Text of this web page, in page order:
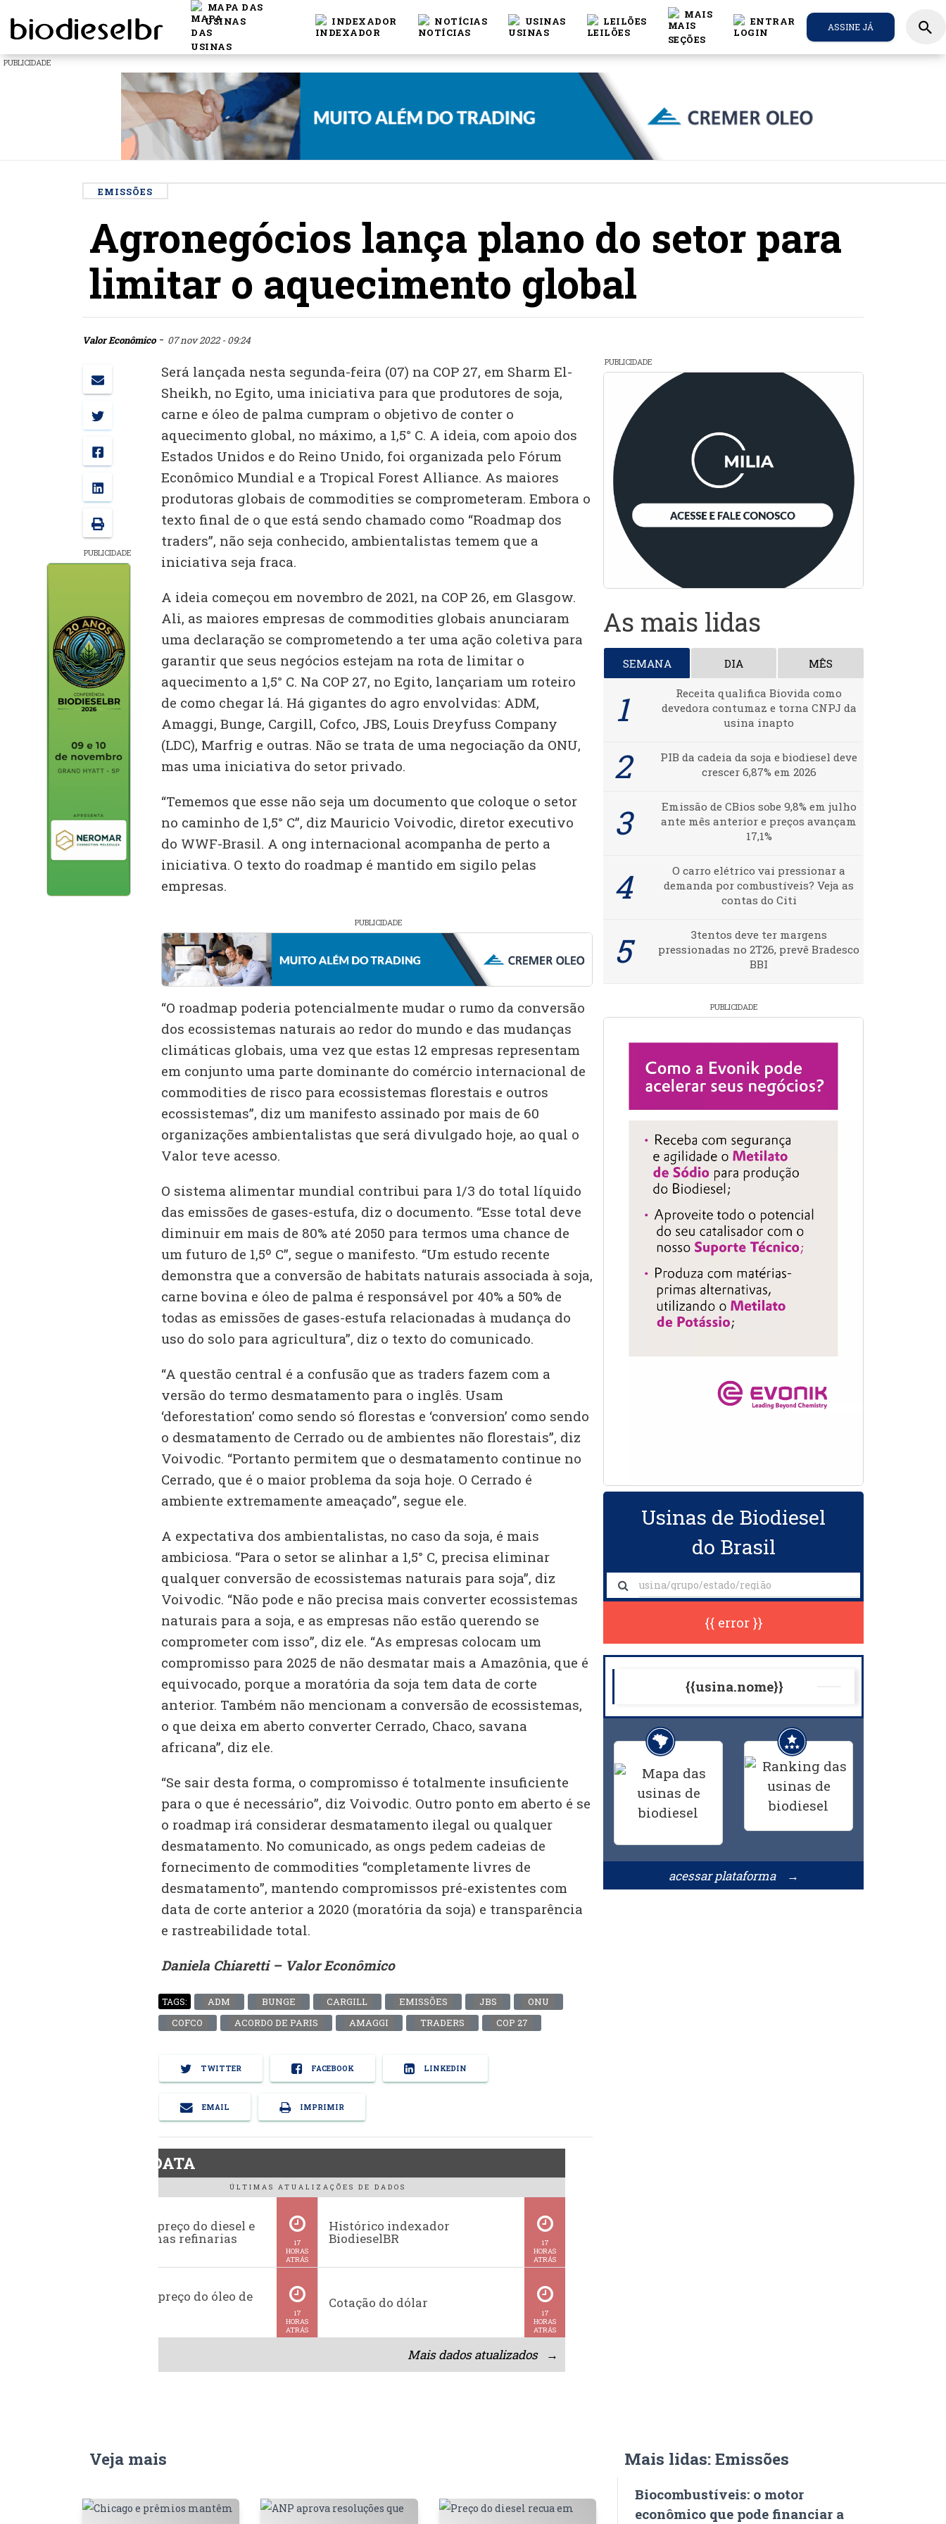
MAPA DAS
USINAS
INDEXADOR NOTÍCIAS USINAS LEILÕES
MAIS
ENTRAR ASSINE JÁ search
PUBLICIDADE
EMISSÕES
Agronegócios lança plano do setor para
limitar o aquecimento global
Valor Econômico- 07 nov 2022 - 09:24
PUBLICIDADE
Será lançada nesta segunda-feira (07) na COP 27, em Sharm El-
Sheikh, no Egito, uma iniciativa para que produtores de soja,
carne e óleo de palma cumpram o objetivo de conter o
aquecimento global, no máximo, a 1,5° C. A ideia, com apoio dos
Estados Unidos e do Reino Unido, foi organizada pelo Fórum
Econômico Mundial e a Tropical Forest Alliance. As maiores
produtoras globais de commodities se comprometeram. Embora o
texto final de o que está sendo chamado como “Roadmap dos
traders”, não seja conhecido, ambientalistas temem que a
iniciativa seja fraca.
A ideia começou em novembro de 2021, na COP 26, em Glasgow.
Ali, as maiores empresas de commodities globais anunciaram
uma declaração se comprometendo a ter uma ação coletiva para
garantir que seus negócios estejam na rota de limitar o
aquecimento a 1,5° C. Na COP 27, no Egito, lançariam um roteiro
de como chegar lá. Há gigantes do agro envolvidas: ADM,
Amaggi, Bunge, Cargill, Cofco, JBS, Louis Dreyfuss Company
(LDC), Marfrig e outras. Não se trata de uma negociação da ONU,
mas uma iniciativa do setor privado.
“Tememos que esse não seja um documento que coloque o setor
no caminho de 1,5° C”, diz Mauricio Voivodic, diretor executivo
do WWF-Brasil. A ong internacional acompanha de perto a
iniciativa. O texto do roadmap é mantido em sigilo pelas
empresas.
PUBLICIDADE
“O roadmap poderia potencialmente mudar o rumo da conversão
dos ecossistemas naturais ao redor do mundo e das mudanças
climáticas globais, uma vez que estas 12 empresas representam
em conjunto uma parte dominante do comércio internacional de
commodities de risco para ecossistemas florestais e outros
ecossistemas”, diz um manifesto assinado por mais de 60
organizações ambientalistas que será divulgado hoje, ao qual o
Valor teve acesso.
O sistema alimentar mundial contribui para 1/3 do total líquido
das emissões de gases-estufa, diz o documento. “Esse total deve
diminuir em mais de 80% até 2050 para termos uma chance de
um futuro de 1,5º C”, segue o manifesto. “Um estudo recente
demonstra que a conversão de habitats naturais associada à soja,
carne bovina e óleo de palma é responsável por 40% a 50% de
todas as emissões de gases-estufa relacionadas à mudança do
uso do solo para agricultura”, diz o texto do comunicado.
“A questão central é a confusão que as traders fazem com a
versão do termo desmatamento para o inglês. Usam
‘deforestation’ como sendo só florestas e ‘conversion’ como sendo
o desmatamento de Cerrado ou de ambientes não florestais”, diz
Voivodic. “Portanto permitem que o desmatamento continue no
Cerrado, que é o maior problema da soja hoje. O Cerrado é
ambiente extremamente ameaçado”, segue ele.
A expectativa dos ambientalistas, no caso da soja, é mais
ambiciosa. “Para o setor se alinhar a 1,5° C, precisa eliminar
qualquer conversão de ecossistemas naturais para soja”, diz
Voivodic. “Não pode e não precisa mais converter ecossistemas
naturais para a soja, e as empresas não estão querendo se
comprometer com isso”, diz ele. “As empresas colocam um
compromisso para 2025 de não desmatar mais a Amazônia, que é
equivocado, porque a moratória da soja tem data de corte
anterior. Também não mencionam a conversão de ecossistemas,
o que deixa em aberto converter Cerrado, Chaco, savana
africana”, diz ele.
“Se sair desta forma, o compromisso é totalmente insuficiente
para o que é necessário”, diz Voivodic. Outro ponto em aberto é se
o roadmap irá considerar desmatamento ilegal ou qualquer
desmatamento. No comunicado, as ongs pedem cadeias de
fornecimento de commodities “completamente livres de
desmatamento”, mantendo compromissos pré-existentes com
data de corte anterior a 2020 (moratória da soja) e transparência
e rastreabilidade total.
Daniela Chiaretti – Valor Econômico
TAGS: ADM BUNGE CARGILL EMISSÕES JBS
ONU
COFCO
ACORDO DE PARIS AMAGGI TRADERS COP 27
TWITTER FACEBOOK LINKEDIN
EMAIL IMPRIMIR
BiodieselDATA
ÚLTIMAS ATUALIZAÇÕES DE DADOS
Evolução do preço do diesel e
da gasolina nas refinarias
17
HORAS
ATRÁS
Histórico indexador
BiodieselBR
17
HORAS
ATRÁS
Histórico do preço do óleo de
17
HORAS
ATRÁS
Cotação do dólar
17
HORAS
ATRÁS
Mais dados atualizados →
PUBLICIDADE
As mais lidas
SEMANA DIA MÊS
Receita qualifica Biovida como
devedora contumaz e torna CNPJ da
usina inapto
PIB da cadeia da soja e biodiesel deve
crescer 6,87% em 2026
Emissão de CBios sobe 9,8% em julho
ante mês anterior e preços avançam
17,1%
O carro elétrico vai pressionar a
demanda por combustíveis? Veja as
contas do Citi
3tentos deve ter margens
pressionadas no 2T26, prevê Bradesco
BBI
PUBLICIDADE
Usinas de Biodiesel
do Brasil
{{ error }}
{{usina.nome}}
acessar plataforma →
Veja mais Mais lidas: Emissões
Biocombustíveis: o motor
econômico que pode financiar a